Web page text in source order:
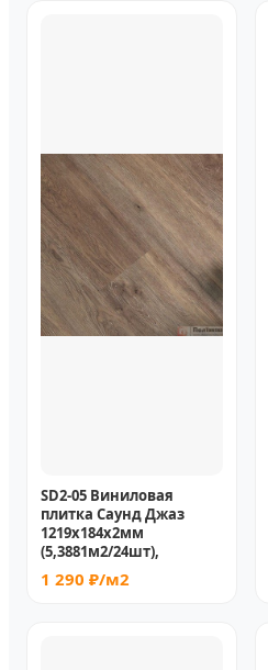
SD2-05 Виниловая
плитка Саунд Джаз
1219х184х2мм
(5,3881м2/24шт),
1 290 ₽/м2